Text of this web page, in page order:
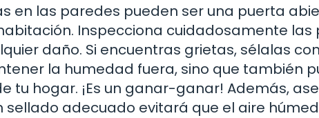
en las paredes pueden ser una puerta
Inspecciona cuidadosamente las
daño. Si encuentras grietas, sélalas
la humedad fuera, sino que también
tu hogar. ¡Es un ganar-ganar! Además,
sellado adecuado evitará que el aire